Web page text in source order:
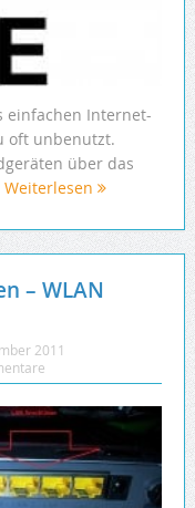
einfachen Internet-
oft unbenutzt.
über das
Weiterlesen
– WLAN
2011